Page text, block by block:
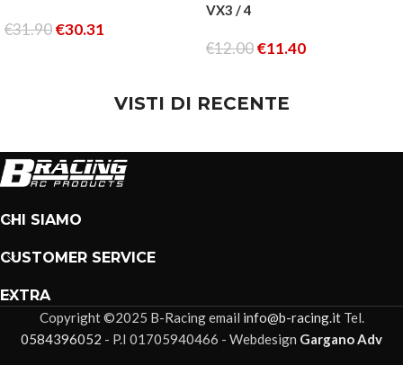
€31.90€30.31
VX3 / 4
€12.00€11.40
VISTI DI RECENTE
CHI SIAMO
CUSTOMER SERVICE
EXTRA
Copyright ©2025 B-Racing email info@b-racing.itTel.
0584396052 - P.I 01705940466 - Webdesign Gargano Adv